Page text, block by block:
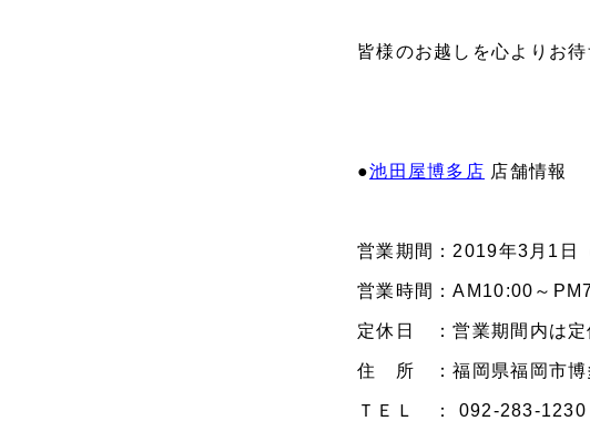
皆様のお越しを心よりお待
●池田屋博多店 店舗情報
営業期間：2019年3月1日
営業時間：AM10:00～
定休日 ：営業期間内は定
住 所 ：福岡県福岡市博
ＴＥＬ ： 092-283-1230